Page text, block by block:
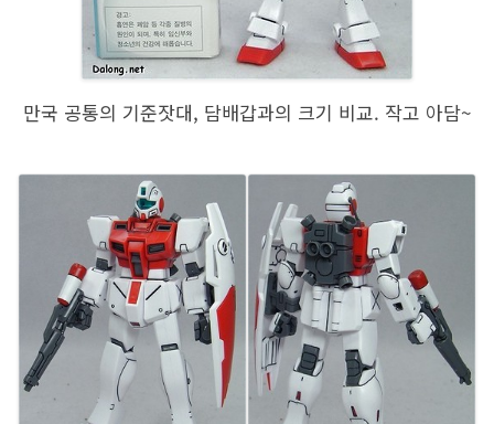
만국 공통의 기준잣대, 담배갑과의 크기 비교. 작고 아담~